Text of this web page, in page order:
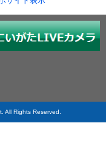
All Rights Reserved.